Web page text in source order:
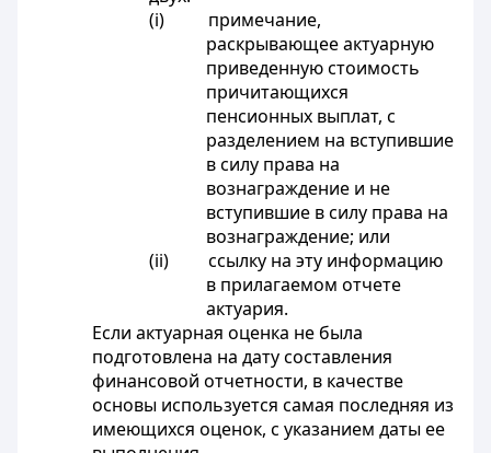
(i) примечание,
раскрывающее актуарную
приведенную стоимость
причитающихся
пенсионных выплат, с
разделением на вступившие
в силу права на
вознаграждение и не
вступившие в силу права на
вознаграждение; или
(ii) ссылку на эту информацию
в прилагаемом отчете
актуария.
Если актуарная оценка не была
подготовлена на дату составления
финансовой отчетности, в качестве
основы используется самая последняя из
имеющихся оценок, с указанием даты ее